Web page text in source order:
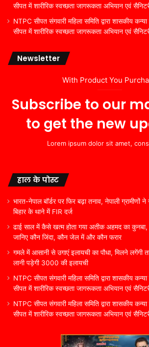
सीपत में शारीरिक स्वच्छता जागरूकता अभियान एवं
NTPC सीपत संगवारी महिला समिति द्वारा शासकीय
सीपत में शारीरिक स्वच्छता जागरूकता अभियान एवं
Newsletter
With Product You
Subscribe to our
to get the new
Lorem ipsum dolor sit amet,
हाल के पोस्ट
भारत-नेपाल बॉर्डर पर फिर बढ़ा तनाव, नेपाली ग्रामीणों ने
बिहार के थाने में FIR दर्ज
ढाई साल में कैसे खत्म होता गया अतीक अहमद का
जानिए कौन जिंदा, कौन जेल में और कौन फरार
गमले में आसानी से उगाएं इलायची का पौधा, मिलने लगेंगी
लानी पड़ेगी 3000 की इलायची
NTPC सीपत संगवारी महिला समिति द्वारा शासकीय
सीपत में शारीरिक स्वच्छता जागरूकता अभियान एवं
NTPC सीपत संगवारी महिला समिति द्वारा शासकीय
सीपत में शारीरिक स्वच्छता जागरूकता अभियान एवं